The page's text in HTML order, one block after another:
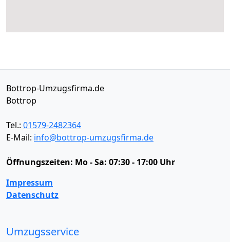
Bottrop-Umzugsfirma.de
Bottrop
Tel.: 01579-2482364
E-Mail: info@bottrop-umzugsfirma.de
Öffnungszeiten: Mo - Sa: 07:30 - 17:00 Uhr
Impressum
Datenschutz
Umzugsservice